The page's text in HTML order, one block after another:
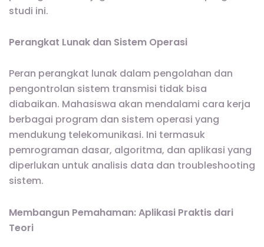
studi ini.
Perangkat Lunak dan Sistem Operasi
Peran perangkat lunak dalam pengolahan dan
pengontrolan sistem transmisi tidak bisa
diabaikan. Mahasiswa akan mendalami cara kerja
berbagai program dan sistem operasi yang
mendukung telekomunikasi. Ini termasuk
pemrograman dasar, algoritma, dan aplikasi yang
diperlukan untuk analisis data dan troubleshooting
sistem.
Membangun Pemahaman: Aplikasi Praktis dari
Teori